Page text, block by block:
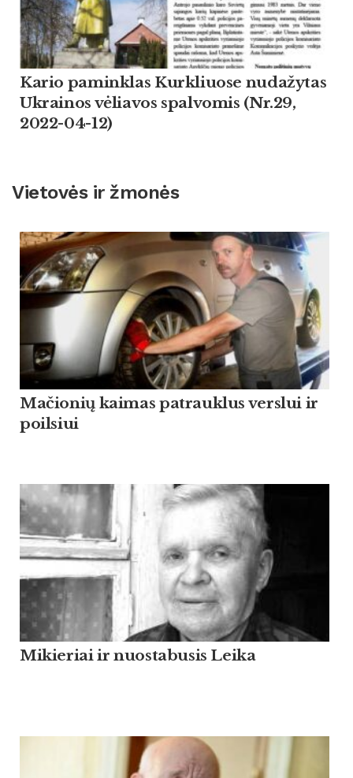
Kario paminklas Kurkliuose nudažytas
Ukrainos vėliavos spalvomis (Nr.29,
2022-04-12)
Vietovės ir žmonės
Mačionių kaimas patrauklus verslui ir
poilsiui
Mikieriai ir nuostabusis Leika